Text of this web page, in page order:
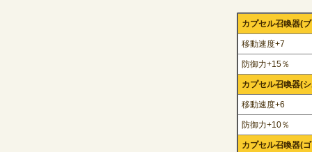
カプセル召喚器(
移動速度+7
防御力+15％
カプセル召喚器(
移動速度+6
防御力+10％
カプセル召喚器(